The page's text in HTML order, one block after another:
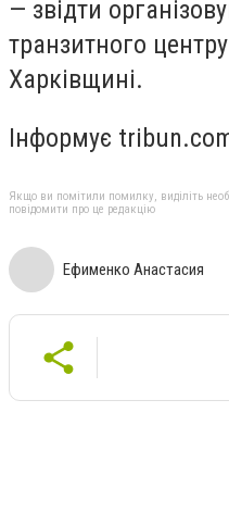
— звідти
транзитного
Харківщині.
Інформує
Якщо ви помітили помилку, виділіть
повідомити про це редакцію
Ефименко Анастасия